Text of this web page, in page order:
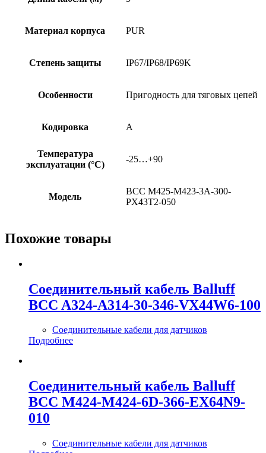
Материал корпуса PUR
Степень защиты IP67/IP68/IP69K
Особенности Пригодность для тяговых цепей
Кодировка A
Температура
эксплуатации (°C)
-25…+90
Модель
BCC M425-M423-3A-300-
PX43T2-050
Похожие товары
Соединительный кабель Balluff
BCC A324-A314-30-346-VX44W6-100
Соединительные кабели для датчиков
Подробнее
Соединительный кабель Balluff
BCC M424-M424-6D-366-EX64N9-
010
Соединительные кабели для датчиков